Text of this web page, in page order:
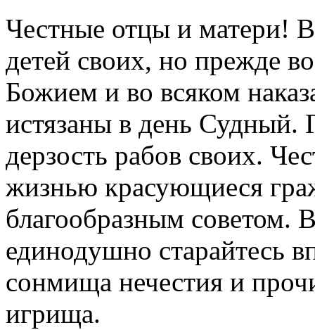
Честные отцы и матери!
детей своих, но прежде
Божием и во всяком
истязаны в день Судный.
дерзость рабов своих.
жизнью красующиеся
благообразным советом.
единодушно старайтесь
сонмища нечестия и
игрища.